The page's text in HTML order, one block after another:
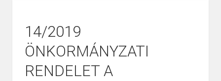
14/2019
ÖNKORMÁNYZATI
RENDELET A